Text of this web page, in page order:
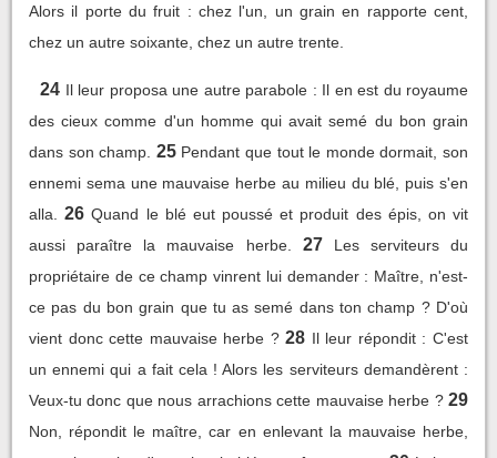
Alors il porte du fruit : chez l'un, un grain en rapporte cent,
chez un autre soixante, chez un autre trente.
24 Il leur proposa une autre parabole : Il en est du royaume
des cieux comme d'un homme qui avait semé du bon grain
dans son champ. 25 Pendant que tout le monde dormait, son
ennemi sema une mauvaise herbe au milieu du blé, puis s'en
alla.
26 Quand le blé eut poussé et produit des épis, on vit
aussi paraître la mauvaise herbe.
27
Les serviteurs du
propriétaire de ce champ vinrent lui demander : Maître, n'est-
ce pas du bon grain que tu as semé dans ton champ ? D'où
vient donc cette mauvaise herbe ? 28 Il leur répondit : C'est
un ennemi qui a fait cela ! Alors les serviteurs demandèrent :
Veux-tu donc que nous arrachions cette mauvaise herbe ? 29
Non, répondit le maître, car en enlevant la mauvaise herbe,